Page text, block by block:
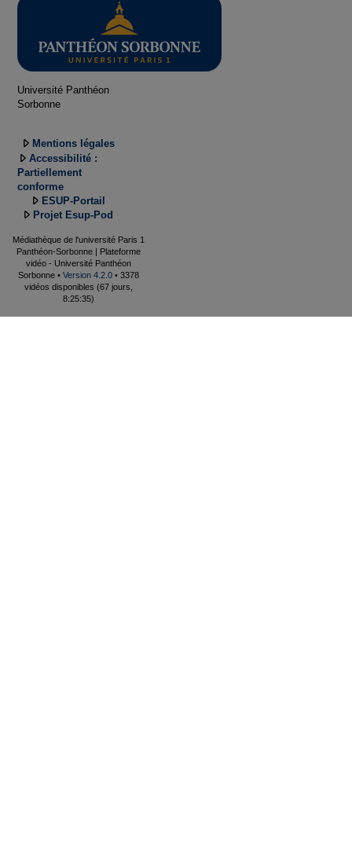
Université Panthéon
Sorbonne
Mentions légales
Accessibilité :
Partiellement
conforme
ESUP-Portail
Projet Esup-Pod
Médiathèque de l'université Paris 1
Panthéon-Sorbonne | Plateforme
vidéo - Université Panthéon
Sorbonne • Version 4.2.0 • 3378
vidéos disponibles (67 jours,
8:25:35)